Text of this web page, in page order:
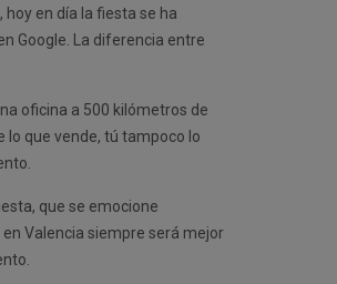
en día la fiesta se ha
Google. La diferencia entre
oficina a 500 kilómetros de
lo que vende, tú tampoco lo
que se emocione
Valencia siempre será mejor